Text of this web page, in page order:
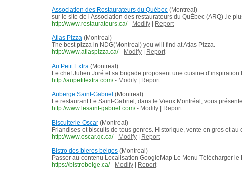
Association des Restaurateurs du Québec (Montreal)
sur le site de l Association des restaurateurs du QuÉbec (ARQ) .le
http://www.restaurateurs.ca/ - Modify
Report
Atlas Pizza (Montreal)
The best pizza in NDG(Montreal) you will find at Atlas Pizza.
http://www.atlaspizza.ca/ - Modify
Report
Au Petit Extra (Montreal)
Le chef Julien Joré et sa brigade proposent une cuisine
http://aupetitextra.com/ - Modify
Report
Auberge Saint-Gabriel (Montreal)
Le restaurant Le Saint-Gabriel, dans le Vieux Montréal, vous
http://www.lesaint-gabriel.com/ - Modify
Report
Biscuiterie Oscar (Montreal)
Friandises et biscuits de tous genres. Historique, vente en gros et
http://www.oscar.qc.ca/ - Modify
Report
Bistro des bieres belges (Montreal)
Passer au contenu Localisation GoogleMap Le Menu Télécharger
https://bistrobelge.ca/ - Modify
Report